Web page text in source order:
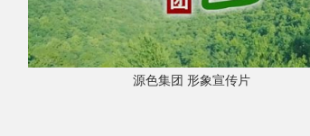
源色集团 形象宣传片